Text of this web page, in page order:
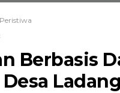
Peristiwa
Berbasis